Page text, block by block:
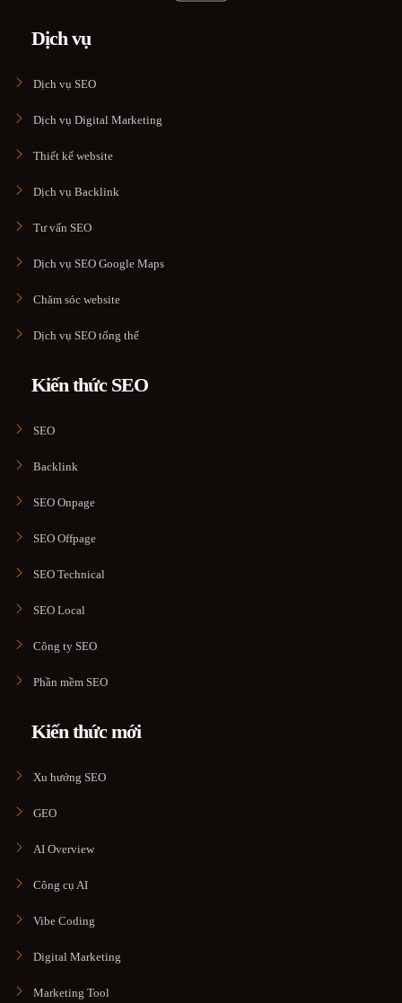
Dịch vụ
Dịch vụ SEO
Dịch vụ Digital Marketing
Thiết kế website
Dịch vụ Backlink
Tư vấn SEO
Dịch vụ SEO Google Maps
Chăm sóc website
Dịch vụ SEO tổng thể
Kiến thức SEO
SEO
Backlink
SEO Onpage
SEO Offpage
SEO Technical
SEO Local
Công ty SEO
Phần mềm SEO
Kiến thức mới
Xu hướng SEO
GEO
AI Overview
Công cụ AI
Vibe Coding
Digital Marketing
Marketing Tool